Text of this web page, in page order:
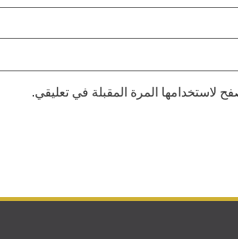
لاستخدامها المرة المقبلة في تعليقي.